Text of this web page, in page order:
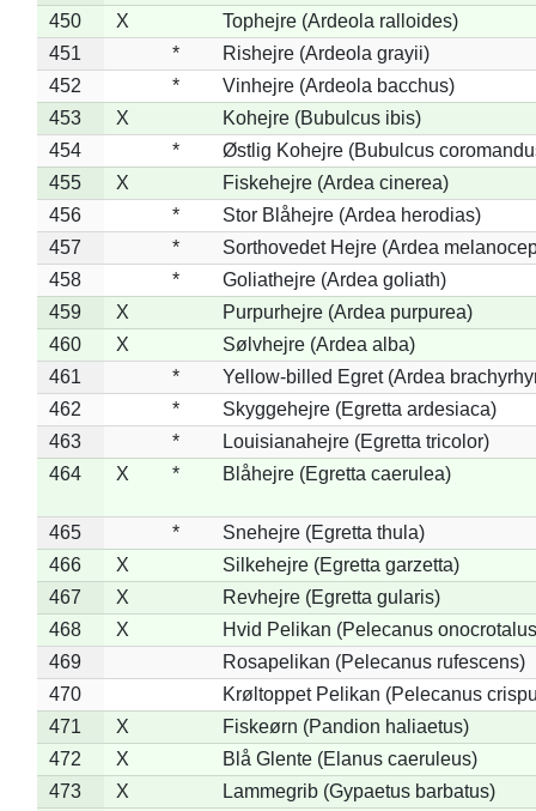
450
X
Tophejre (Ardeola ralloides)
451
*
Rishejre (Ardeola grayii)
452
*
Vinhejre (Ardeola bacchus)
453
X
Kohejre (Bubulcus ibis)
454
*
Østlig Kohejre (Bubulcus
455
X
Fiskehejre (Ardea cinerea)
456
*
Stor Blåhejre (Ardea herodias)
457
*
Sorthovedet Hejre (Ardea
458
*
Goliathejre (Ardea goliath)
459
X
Purpurhejre (Ardea purpurea)
460
X
Sølvhejre (Ardea alba)
461
*
Yellow-billed Egret (Ardea
462
*
Skyggehejre (Egretta ardesiaca)
463
*
Louisianahejre (Egretta tricolor)
464
X * Blåhejre (Egretta caerulea)
465 *
Snehejre (Egretta thula)
466
X
Silkehejre (Egretta garzetta)
467
X
Revhejre (Egretta gularis)
468
X
Hvid Pelikan (Pelecanus
469
Rosapelikan (Pelecanus rufescens)
470
Krøltoppet Pelikan (Pelecanus
471
X
Fiskeørn (Pandion haliaetus)
472
X
Blå Glente (Elanus caeruleus)
473
X
Lammegrib (Gypaetus barbatus)